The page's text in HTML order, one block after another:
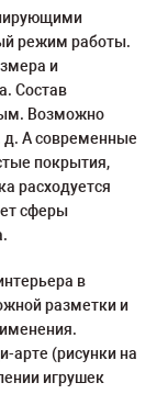
режим работы.
и
Состав
Возможно
д. А современные
покрытия,
расходуется
сферы
в
разметки и
арте (рисунки на
игрушек